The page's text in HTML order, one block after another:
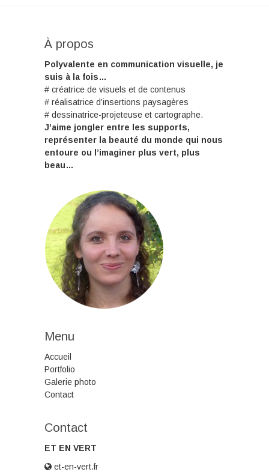
À propos
Polyvalente en communication visuelle, je
suis à la fois…
# créatrice de visuels et de contenus
# réalisatrice d’insertions paysagères
# dessinatrice-projeteuse et cartographe.
J’aime jongler entre les supports,
représenter la beauté du monde qui nous
entoure ou l’imaginer plus vert, plus
beau…
Menu
Accueil
Portfolio
Galerie photo
Contact
Contact
ET EN VERT
et-en-vert.fr